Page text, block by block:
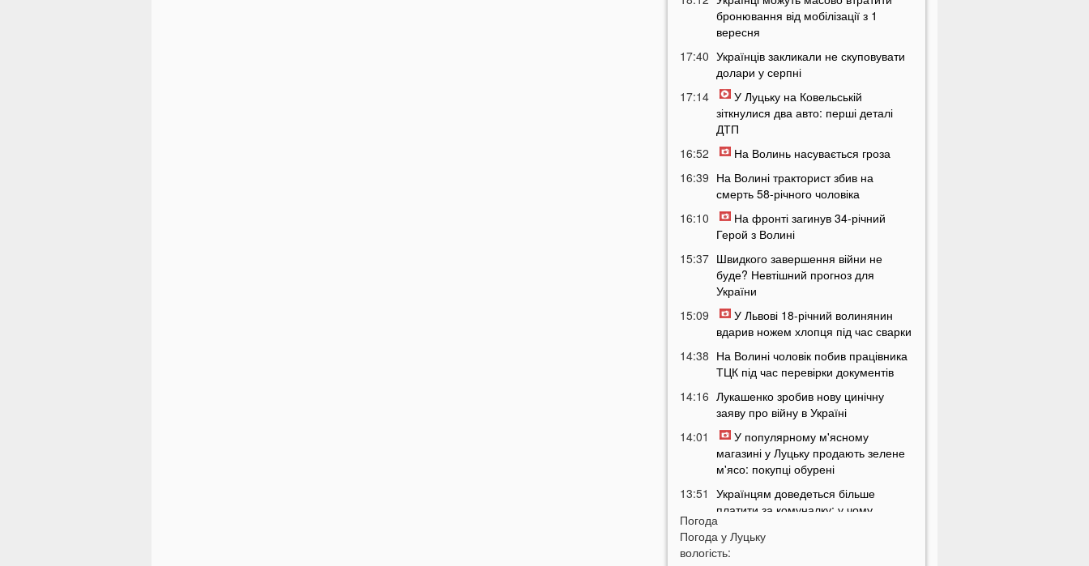
бронювання від мобілізації з 1
вересня
17:40 Українців закликали не скуповувати
долари у серпні
17:14
У Луцьку на Ковельській
зіткнулися два авто: перші деталі
ДТП
16:52
На Волинь насувається гроза
16:39 На Волині тракторист збив на
смерть 58-річного чоловіка
16:10
На фронті загинув 34-річний
Герой з Волині
15:37 Швидкого завершення війни не
буде? Невтішний прогноз для
України
15:09
У Львові 18-річний волинянин
вдарив ножем хлопця під час сварки
14:38 На Волині чоловік побив працівника
ТЦК під час перевірки документів
14:16 Лукашенко зробив нову цинічну
заяву про війну в Україні
14:01
У популярному м'ясному
магазині у Луцьку продають зелене
м'ясо: покупці обурені
13:51
Українцям доведеться більше
платити за комуналку: у чому
причина
13:30 На заході України у ТЦК масово
Погода
Погода у Луцьку
вологість: